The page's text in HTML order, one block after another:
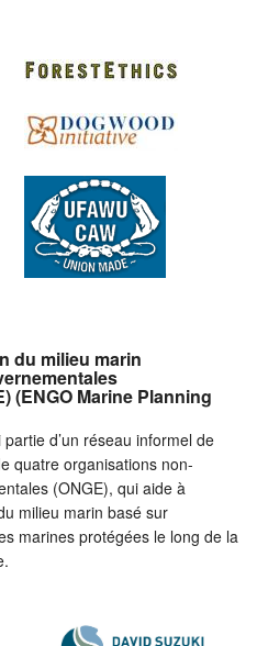
du milieu marin
(ENGO Marine Planning
d’un réseau informel de
quatre organisations non-
(ONGE), qui aide à
milieu marin basé sur
marines protégées le long de la